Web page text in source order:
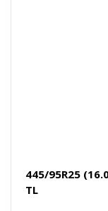
445/95R25
TL